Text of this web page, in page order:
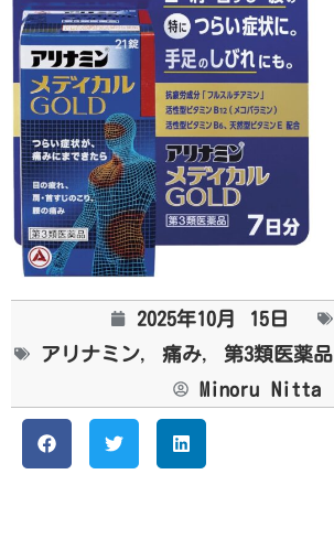
2025年10月 15日
アリナミン, 痛み, 第3類医薬品
Minoru Nitta